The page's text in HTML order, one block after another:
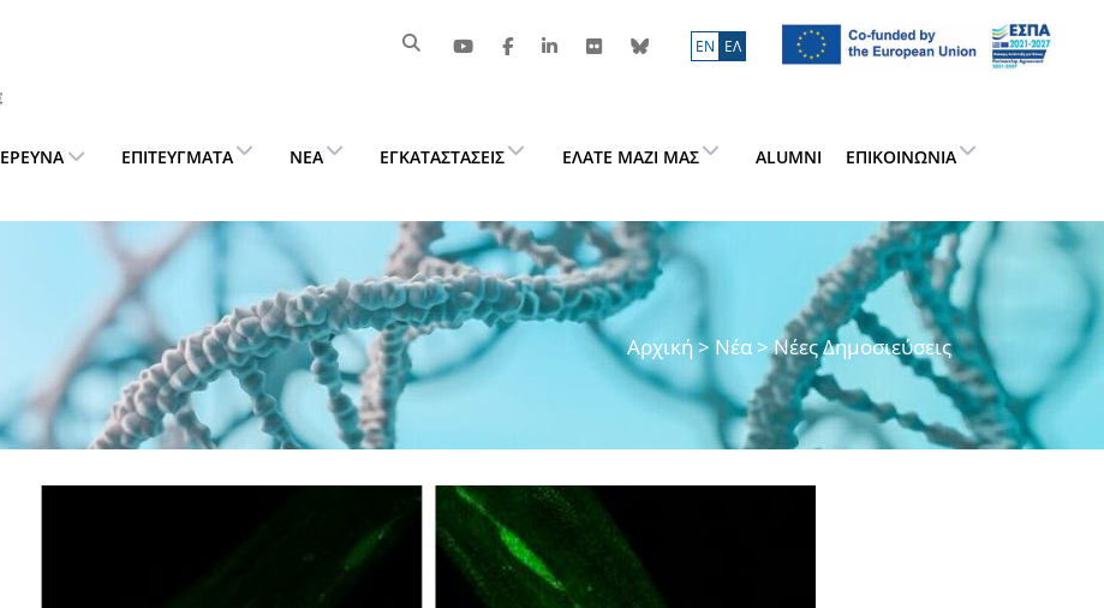
ΕN ΕΛ
ΈΡΕΥΝΑ ΕΠΙΤΕΎΓΜΑΤΑ ΝΈΑ ΕΓΚΑΤΑΣΤΆΣΕΙΣ ΕΛΆΤΕ ΜΑΖΊ ΜΑΣ ALUMNI ΕΠΙΚΟΙΝΩΝΊΑ
Αρχική> Νέα > Νέες Δημοσιεύσεις